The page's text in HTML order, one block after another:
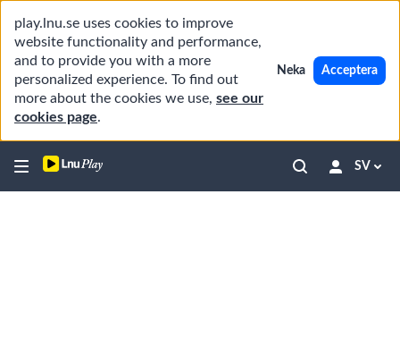
play.lnu.se uses cookies to improve
website functionality and performance,
and to provide you with a more
personalized experience. To find out
more about the cookies we use, see our
cookies page.
Neka Acceptera
SV